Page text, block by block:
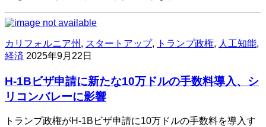
カリフォルニア州 , スタートアップ, トランプ政権, 人工知能,
経済 2025年9月22日
H-1Bビザ申請に新たな10万ドルの手数料導入、シ
リコンバレーに影響
トランプ政権がH-1Bビザ申請に10万ドルの手数料を導入す